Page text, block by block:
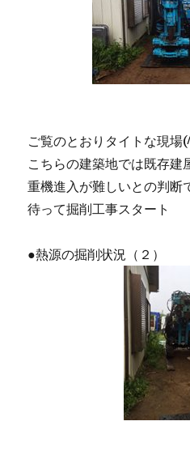
ご覧のとおりタイトな現場
こちらの建築地では既存建
重機進入が難しいとの判断
待って掘削工事スタート
●熱源の掘削状況（２）